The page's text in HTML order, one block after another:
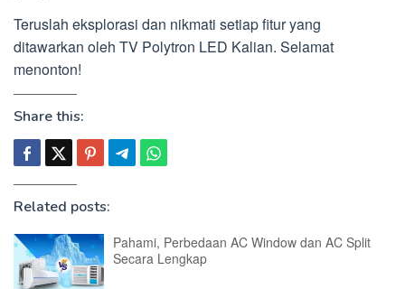
Teruslah eksplorasi dan nikmati setiap fitur yang
ditawarkan oleh TV Polytron LED Kalian. Selamat
menonton!
Share this:
Related posts:
Pahami, Perbedaan AC Window dan AC Split
Secara Lengkap